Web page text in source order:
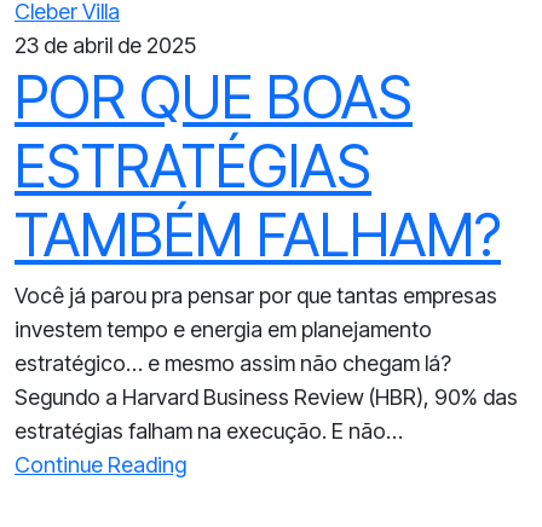
Cleber Villa
23 de abril de 2025
POR QUE BOAS
ESTRATÉGIAS
TAMBÉM FALHAM?
Você já parou pra pensar por que tantas empresas
investem tempo e energia em planejamento
estratégico… e mesmo assim não chegam lá?
Segundo a Harvard Business Review (HBR), 90% das
estratégias falham na execução. E não…
Continue Reading